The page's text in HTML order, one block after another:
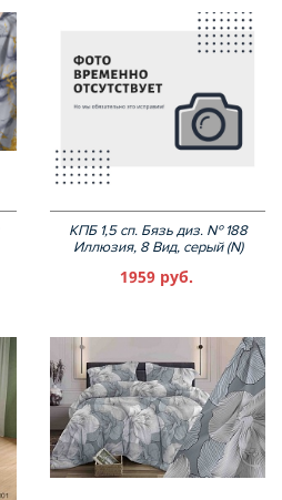
КПБ 1,5 сп. Бязь диз. № 188
Иллюзия, 8 Вид, серый (N)
1959 руб.